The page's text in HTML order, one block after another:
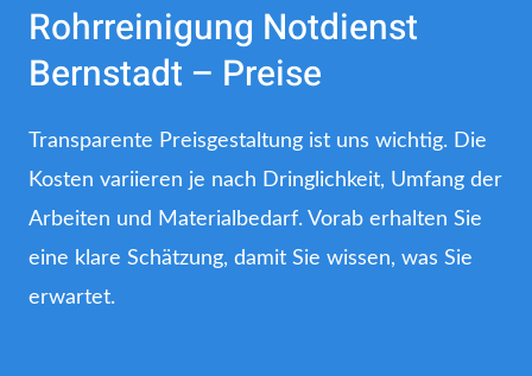
Rohrreinigung Notdienst
Bernstadt – Preise
Transparente Preisgestaltung ist uns wichtig. Die
Kosten variieren je nach Dringlichkeit, Umfang der
Arbeiten und Materialbedarf. Vorab erhalten Sie
eine klare Schätzung, damit Sie wissen, was Sie
erwartet.